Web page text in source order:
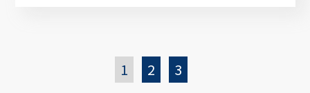
1 2 3